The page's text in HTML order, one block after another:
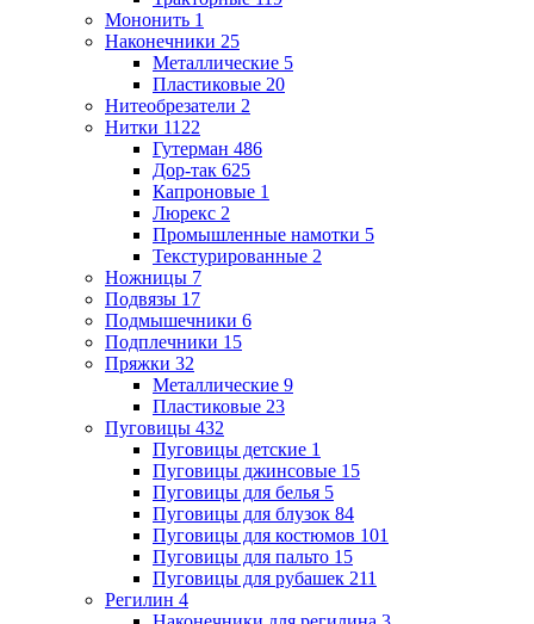
Мононить 1
Наконечники 25
Металлические 5
Пластиковые 20
Нитеобрезатели 2
Нитки 1122
Гутерман 486
Дор-так 625
Капроновые 1
Люрекс 2
Промышленные намотки 5
Текстурированные 2
Ножницы 7
Подвязы 17
Подмышечники 6
Подплечники 15
Пряжки 32
Металлические 9
Пластиковые 23
Пуговицы 432
Пуговицы детские 1
Пуговицы джинсовые 15
Пуговицы для белья 5
Пуговицы для блузок 84
Пуговицы для костюмов 101
Пуговицы для пальто 15
Пуговицы для рубашек 211
Регилин 4